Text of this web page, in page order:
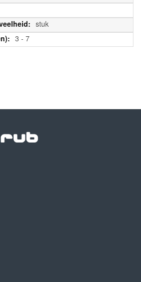
stuk
3 - 7